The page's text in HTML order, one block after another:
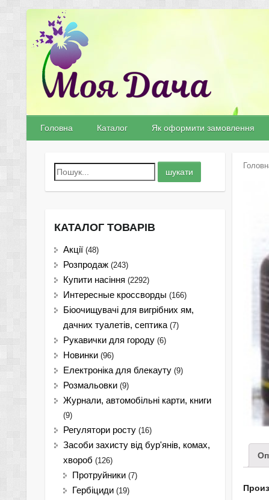
Головна Каталог Як оформити замовлення
КАТАЛОГ ТОВАРІВ
Акції (48)
Розпродаж (243)
Купити насіння (2292)
Интересные кроссворды (166)
Біоочищувачі для вигрібних ям,
дачних туалетів, септика (7)
Рукавички для городу (6)
Новинки (96)
Електроніка для блекауту (9)
Розмальовки (9)
Журнали, автомобільні карти, книги
(9)
Регулятори росту (16)
Засоби захисту від бур'янів, комах,
хвороб (126)
Протруйники (7)
Гербіциди (19)